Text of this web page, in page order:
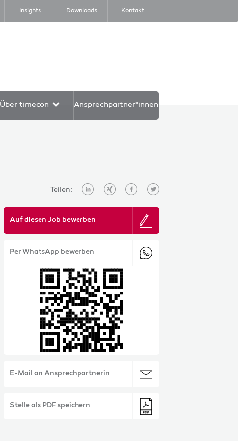
Insights Downloads Kontakt
Über timecon Ansprechpartner*innen
Teilen:
Auf diesen Job bewerben
Per WhatsApp bewerben
E-Mail an Ansprechpartnerin
Stelle als PDF speichern